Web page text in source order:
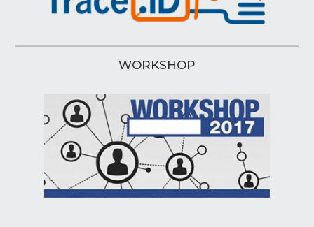
WORKSHOP